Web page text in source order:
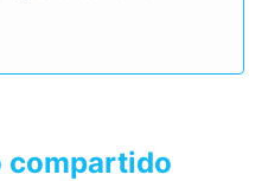
compartido